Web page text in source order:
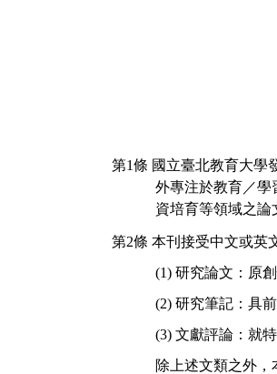
第1條 國立臺北教育大學
外專注於教育／學
資培育等領域之論
第2條 本刊接受中文或英
(1) 研究論文：原
(2)研究筆記：具
(3) 文獻評論：就
除上述文類之外，